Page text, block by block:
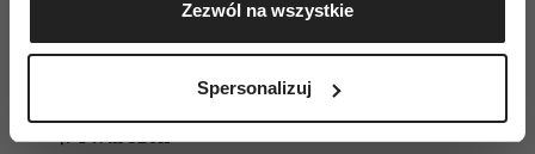
geograficznej z dokładnością nawet do kilku metrów
Identyfikować Twoje urządzenie, aktywnie
(fingerprinting, czyli wirtualny odcisk palca)
Zezwól na wszystkie
Spersonalizuj
Wędlina –po kilka plasterków na osobę
Twarożek